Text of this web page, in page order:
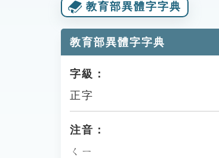
教育部異體字字典
教育部異體字字典
字級：
正字
注音：
ㄑㄧ